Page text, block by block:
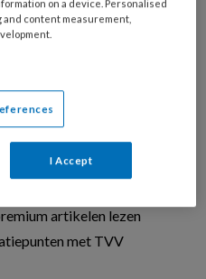
lezen?
op TVV
per maand!
artikelen lezen
met TVV
on a device. Personalised
content measurement,
I Accept